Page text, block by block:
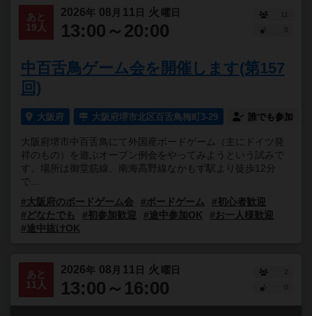
あと
19人
2026年 08 月 11 日 火 曜日
13:00～20:00
11
中百舌鳥ゲーム会を開催します(第157
回)
大阪府 大阪府堺市北区百舌鳥梅町3-29 誰でも参加
大阪府堺市中百舌鳥にて外国産ボードゲーム（主にドイツ発
祥のもの）を遊ぶオープン例会をやってみようという試みで
す。場所は御堂筋線、南海高野線なかもず駅より徒歩12分
で...
#大阪府のボードゲーム会
#ボードゲーム
#初心者歓迎
#どなたでも
#初参加歓迎 #途中参加OK
#お一人様歓迎
#途中抜けOK
あと
11人
2026年 08 月 11 日 火 曜日
13:00～16:00
2